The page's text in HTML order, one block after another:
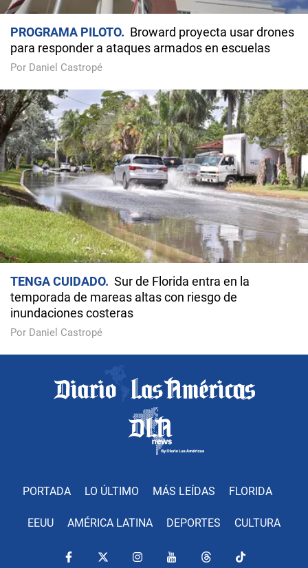
PROGRAMA PILOTO
Broward proyecta usar drones
para responder a ataques armados en escuelas
Por Daniel Castropé
TENGA CUIDADO
Sur de Florida entra en la
temporada de mareas altas con riesgo de
inundaciones costeras
Por Daniel Castropé
PORTADA LO ÚLTIMO MÁS LEÍDAS FLORIDA
EEUU AMÉRICA LATINA DEPORTES CULTURA